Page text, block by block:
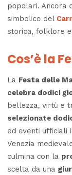
popolari. Ancora
simbolico del
storica, folklore
Cos’è la
La Festa delle
celebra dodici
bellezza, virtù e
selezionate
ed eventi ufficiali
Venezia
culmina con la
scelta da una